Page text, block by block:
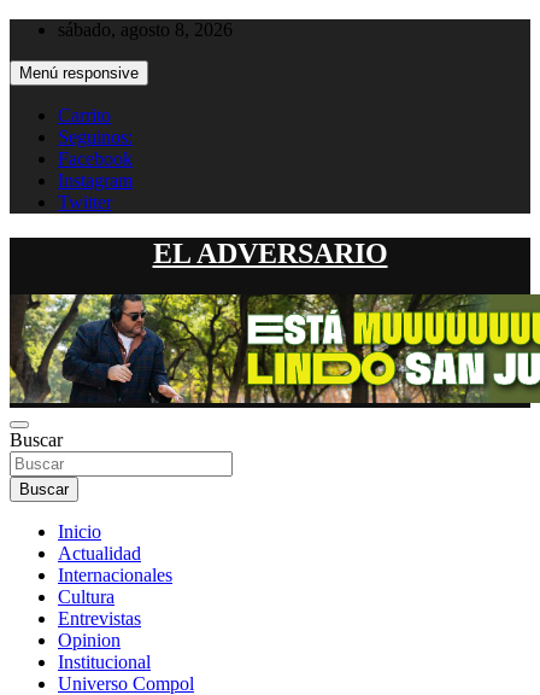
Saltar
contenido
sábado, agosto 8, 2026
Menú responsive
Carrito
Seguinos:
Facebook
Instagram
Twitter
EL ADVERSARIO
Buscar
Buscar
Inicio
Actualidad
Internacionales
Cultura
Entrevistas
Opinion
Institucional
Universo Compol